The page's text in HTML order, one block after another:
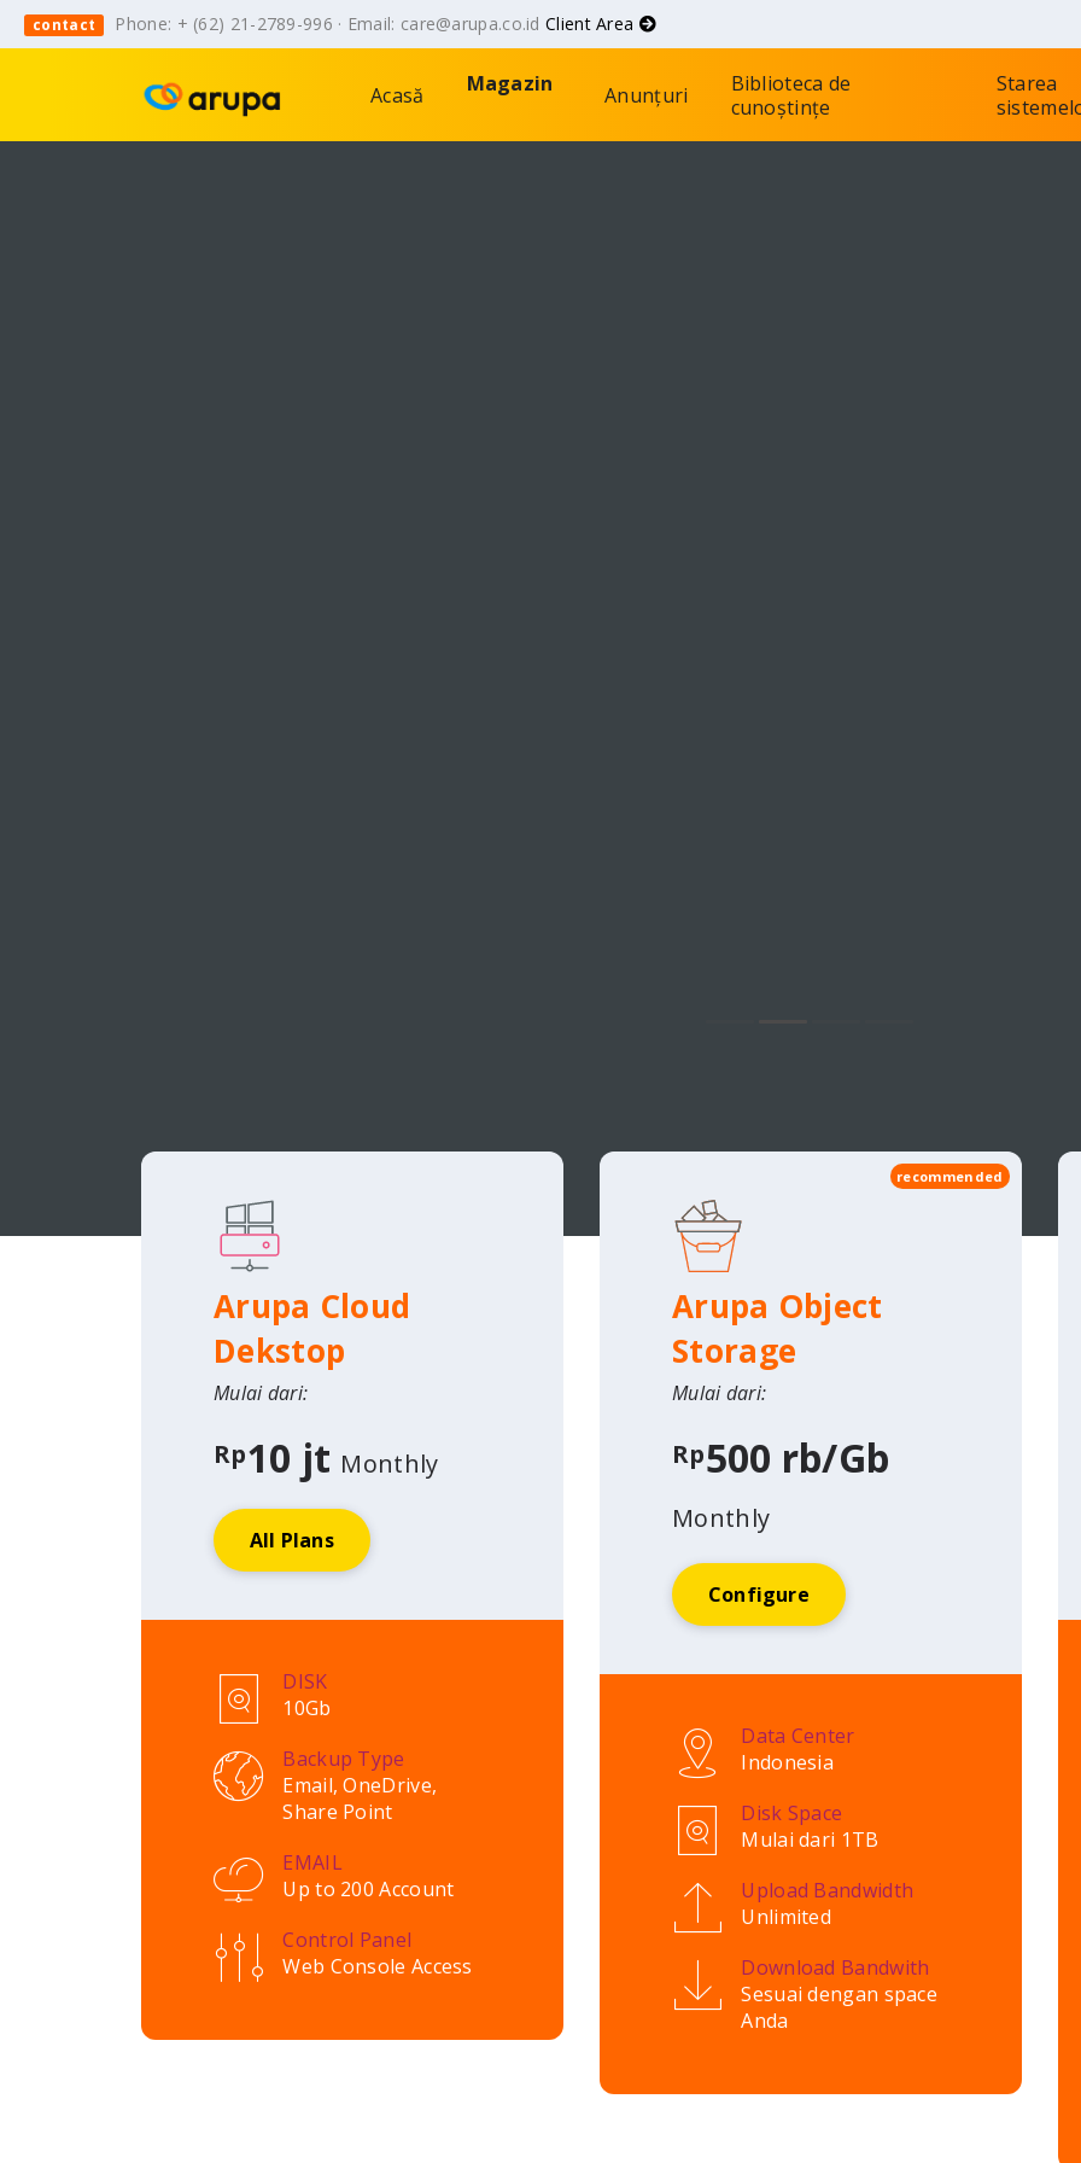
contact Phone: + (62) 21-2789-996 · Email: care@arupa.co.idClient Area
Acasă Magazin Anunțuri
Biblioteca de
cunoștințe
Starea
Arupa Cloud
Dekstop
Mulai dari:
Rp10 jt Monthly
All Plans
DISK
10Gb
Backup Type
Email, OneDrive,
Share Point
EMAIL
Up to 200 Account
Control Panel
Web Console Access
recommended
Arupa Object
Storage
Mulai dari:
Rp500 rb/Gb
Monthly
Configure
Data Center
Indonesia
Disk Space
Mulai dari 1TB
Upload Bandwidth
Unlimited
Download Bandwith
Sesuai dengan space
Anda